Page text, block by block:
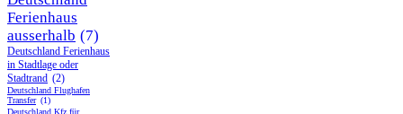
Ferienhaus
ausserhalb (7)
Deutschland Ferienhaus
in Stadtlage oder
Stadtrand (2)
Deutschland Flughafen
Transfer (1)
Deutschland Kfz für